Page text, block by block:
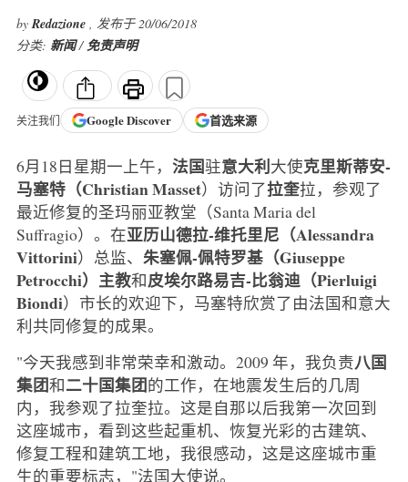
byRedazione , 发布于 20/06/2018
分类: 新闻/免责声明
关注我们 GoogleDiscover 首选来源
6月18日星期一上午， 法国驻意大利大使克里斯蒂安-
马塞特（Christian Masset）访问了拉奎拉，参观了
最近修复的圣玛丽亚教堂（Santa Maria del
Suffragio）。在亚历山德拉-维托里尼（Alessandra
Vittorini）总监、 朱塞佩-佩特罗基（Giuseppe
Petrocchi）主教和皮埃尔路易吉-比翁迪（Pierluigi
Biondi）市长的欢迎下，马塞特欣赏了由法国和意大
利共同修复的成果。
"今天我感到非常荣幸和激动。2009 年，我负责八国
集团和二十国集团的工作，在地震发生后的几周
内，我参观了拉奎拉。这是自那以后我第一次回到
这座城市，看到这些起重机、恢复光彩的古建筑、
修复工程和建筑工地，我很感动，这是这座城市重
生的重要标志，"法国大使说。